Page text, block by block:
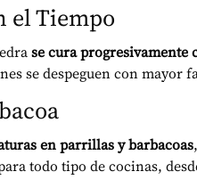
el Tiempo
se cura progresivamente
se despeguen con
en parrillas y barbacoas
todo tipo de cocinas,